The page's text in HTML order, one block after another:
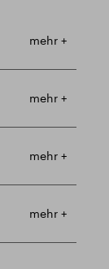
mehr +
mehr +
mehr +
mehr +